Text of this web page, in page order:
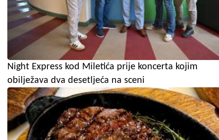
Night Express kod Miletića prije koncerta kojim
obilježava dva desetljeća na sceni